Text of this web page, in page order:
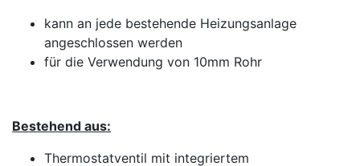
kann an jede bestehende Heizungsanlage
angeschlossen werden
für die Verwendung von 10mm Rohr
Bestehend aus:
Thermostatventil mit integriertem